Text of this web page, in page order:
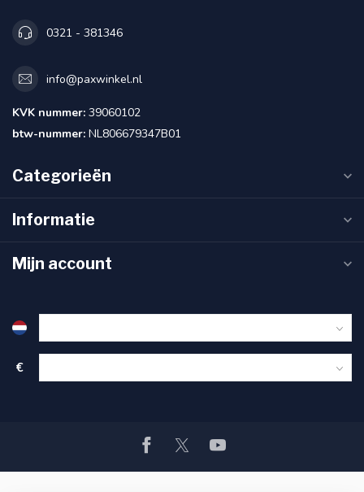
0321 - 381346
info@paxwinkel.nl
KVK nummer: 39060102
btw-nummer: NL806679347B01
Categorieën
Informatie
Mijn account
€